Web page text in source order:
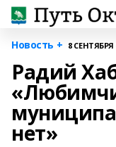
Новость + 8 СЕНТЯБРЯ
Радий
нет»